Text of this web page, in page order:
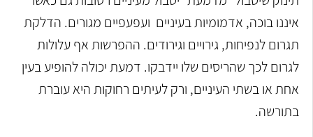
איננו בוכה, אדמומיות בעיניים ועפעפיים מגורים. הדלקת
תגרום לנפיחות, גירויים וגירודים. ההפרשות אף עלולות
לגרום לכך שהריסים שלו יידבקו. דמעת יכולה להופיע בעין
אחת או בשתי העיניים, ורק לעיתים רחוקות היא עוברת
בתורשה.